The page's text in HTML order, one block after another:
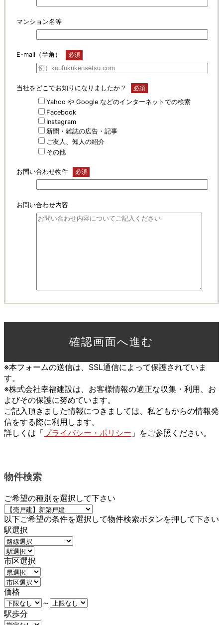
マンション名等
E-mail（半角） 必須
当社をどこでお知りになりましたか？ 必須
Yahoo や Google などのインターネットでの検索
Facebook
Instagram
新聞・雑誌の広告・記事
ご友人、知人の紹介
その他
お問い合わせ物件 必須
お問い合わせ内容
※本フォームの送信は、SSL通信によって保護されていま
す。
※株式会社幸福建設は、お客様情報の適正な収集・利用、お
よびその保護に努めています。
ご記入頂きました情報につきましては、私どもからの情報発
信をする際に利用します。
詳しくは「プライバシー・ポリシー 」をご参照ください。
物件検索
ご希望の種別を選択して下さい
以下ご希望の条件を選択して物件検索ボタンを押して下さい
駅選択
市区選択
価格
～
駅歩分